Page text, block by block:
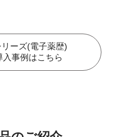
ーズ(電子薬歴)
入事例はこちら